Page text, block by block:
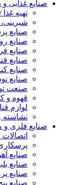
صنایع غذایی و
تهیه
صنایع
صنایع
صنایع
صنایع
صنایع
صنایع
صنعت
قهوه و
لوازم
نشاسته
صنایع فلزی و
صنایع
صنایع
صنایع
صنایع